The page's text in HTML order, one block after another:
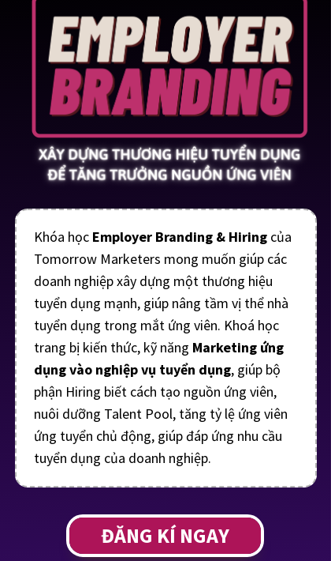
ĐĂNG KÍ NGAY
Khóa học Employer Branding & Hiringcủa
Tomorrow Marketers mong muốn giúp các
doanh nghiệp xây dựng một thương hiệu
tuyển dụng mạnh, giúp nâng tầm vị thể nhà
tuyển dụng trong mắt ứng viên. Khoá học
trang bị kiến thức, kỹ năng Marketing ứng
dụng vào nghiệp vụ tuyển dụng, giúp bộ
phận Hiring biết cách tạo nguồn ứng viên,
nuôi dưỡng Talent Pool, tăng tỷ lệ ứng viên
ứng tuyển chủ động, giúp đáp ứng nhu cầu
tuyển dụng của doanh nghiệp.